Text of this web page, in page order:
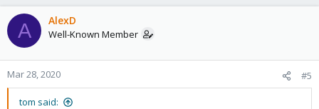
A AlexD
Well-Known Member
Mar 28, 2020 #5
tom said: